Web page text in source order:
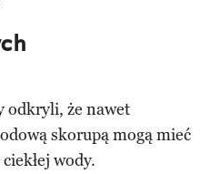
odkryli, że nawet
skorupą mogą mieć
wody.